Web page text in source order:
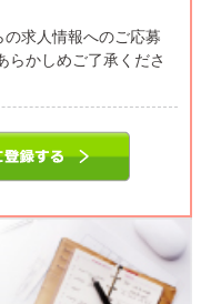
求人情報へのご応募
らかしめご了承くださ